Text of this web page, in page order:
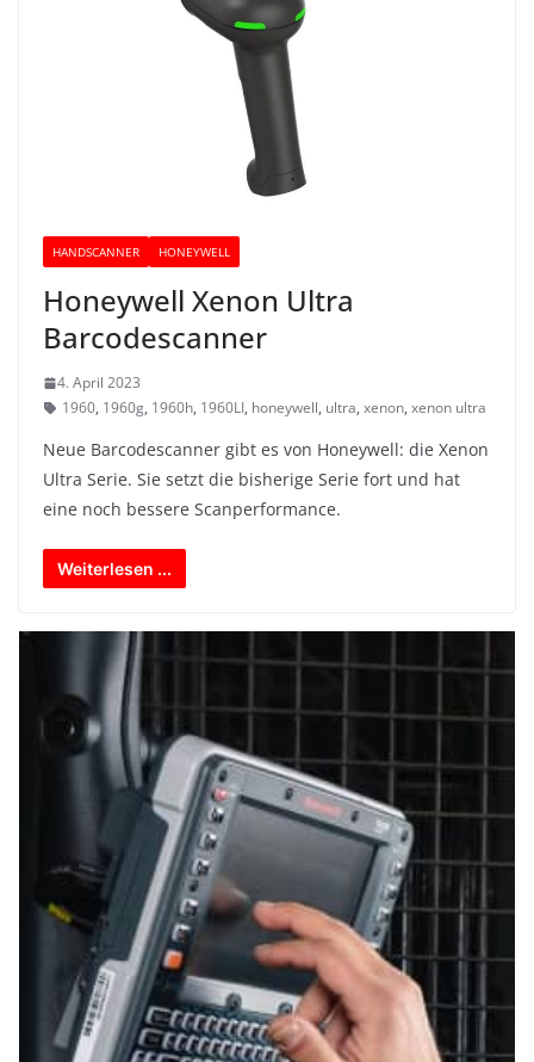
HANDSCANNER HONEYWELL
Honeywell Xenon Ultra
Barcodescanner
4. April 2023
1960, 1960g, 1960h, 1960LI, honeywell, ultra, xenon, xenon ultra
Neue Barcodescanner gibt es von Honeywell: die Xenon
Ultra Serie. Sie setzt die bisherige Serie fort und hat
eine noch bessere Scanperformance.
Weiterlesen ...